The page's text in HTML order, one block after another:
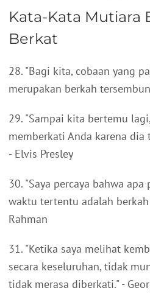
Kata-Kata Mutiara
Berkat
28. "Bagi kita, cobaan yang
merupakan berkah
29. "Sampai kita bertemu
memberkati Anda karena dia
- Elvis Presley
30. "Saya percaya bahwa
waktu tertentu adalah berkah
Rahman
31. "Ketika saya melihat
secara keseluruhan, tidak
tidak merasa diberkati." -